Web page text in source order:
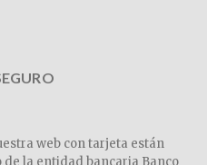
web con tarjeta están
la entidad bancaria Banco